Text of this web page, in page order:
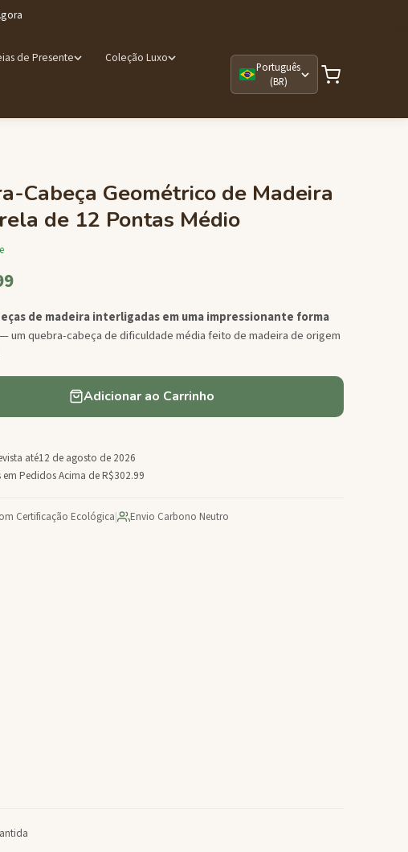
de Presente Coleção Luxo
Português
(BR)
Cabeça Geométrico de Madeira
de 12 Pontas Médio
de madeira interligadas em uma impressionante forma
um quebra-cabeça de dificuldade média feito de madeira de origem
Adicionar ao Carrinho
até12 de agosto de 2026
em Pedidos Acima de R$302.99
Certificação Ecológica| Envio Carbono Neutro